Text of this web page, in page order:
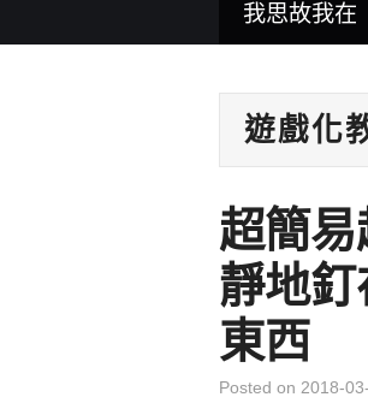
我思故我在
遊戲化
超簡
靜地
東西
Posted on 2018-